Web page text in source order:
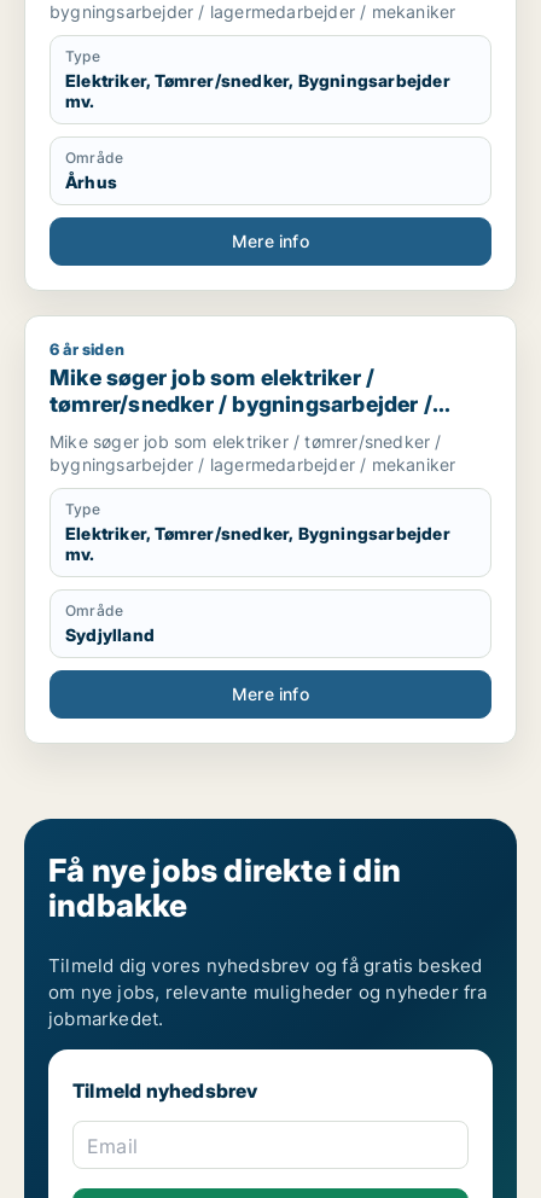
bygningsarbejder / lagermedarbejder / mekaniker
Type
Elektriker, Tømrer/snedker, Bygningsarbejder
mv.
Område
Århus
Mere info
Mike søger job som elektriker / tømrer/snedker /
6 år siden
Mike søger job som elektriker /
tømrer/snedker / bygningsarbejder /
lagermedarbejder / mekaniker
Mike søger job som elektriker / tømrer/snedker /
bygningsarbejder / lagermedarbejder / mekaniker
Type
Elektriker, Tømrer/snedker, Bygningsarbejder
mv.
Område
Sydjylland
Mere info
Få nye jobs direkte i din
indbakke
Tilmeld dig vores nyhedsbrev og få gratis besked
om nye jobs, relevante muligheder og nyheder fra
jobmarkedet.
Tilmeld nyhedsbrev
Email